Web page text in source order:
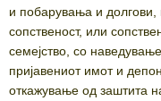
и побарувања и долгови,
сопственост, или
семејство, со
пријавениот имот и
откажување од заштита